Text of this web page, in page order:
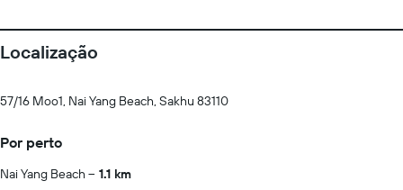
Localização
57/16 Moo1, Nai Yang Beach, Sakhu 83110
Por perto
Nai Yang Beach
1.1 km